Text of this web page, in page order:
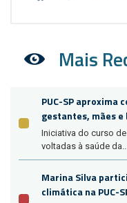
Mais
PUC-SP aproxima
gestantes, mães e
Iniciativa do curso
voltadas à saúde
Marina Silva
climática na PUC-